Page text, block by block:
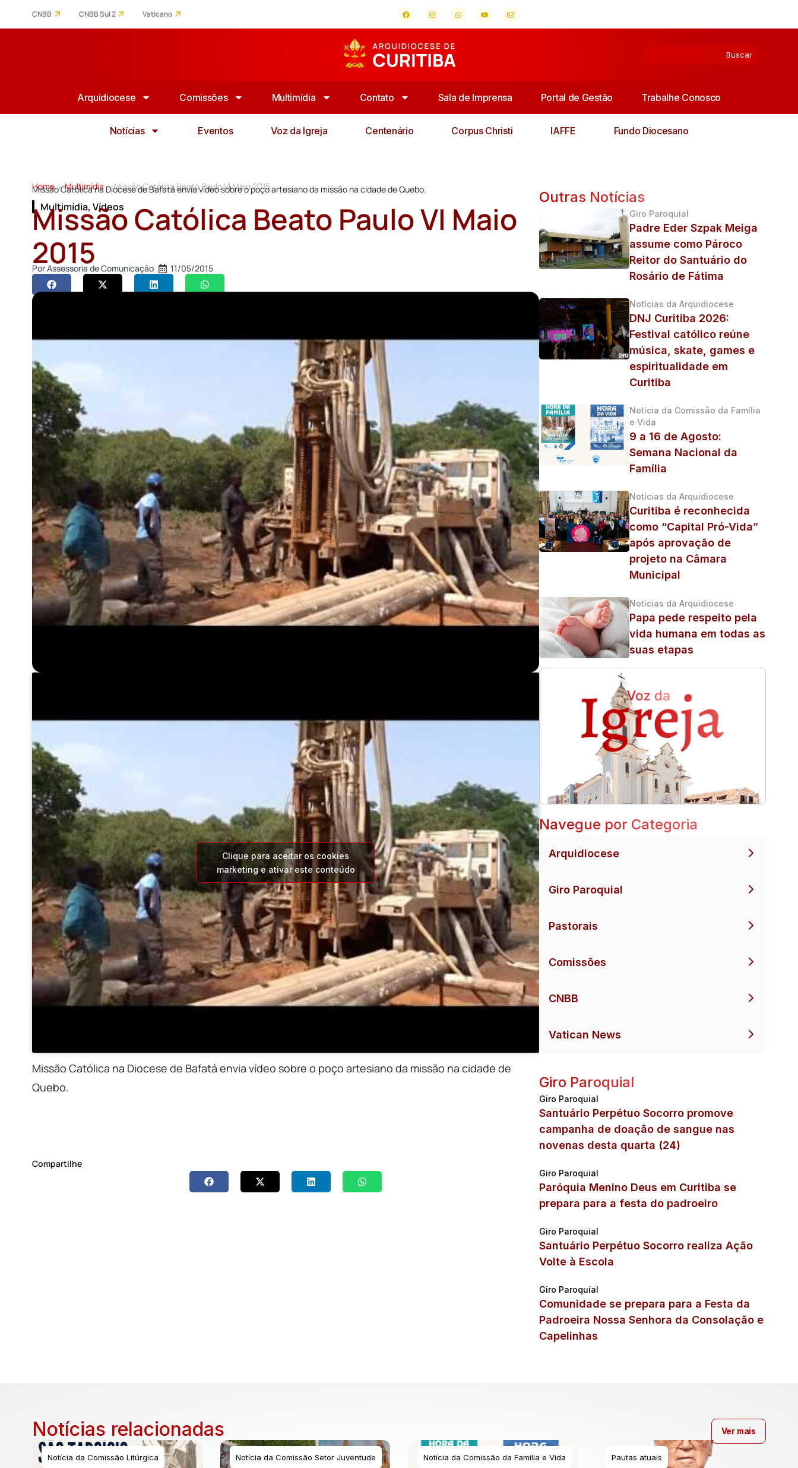
CNBB CNBB Sul 2 Vaticano
Arquidiocese Comissões Multimídia Contato Sala de Imprensa Portal de Gestão Trabalhe Conosco
Notícias Eventos Voz da Igreja Centenário Corpus Christi IAFFE Fundo Diocesano
Home > Multimídia > Missão Católica Beato Paulo VI Maio 2015
Missão Católica na Diocese de Bafatá envia vídeo sobre o poço artesiano da missão na cidade de Quebo.
Multimídia, Vídeos
Missão Católica Beato Paulo VI Maio
2015
PorAssessoria de Comunicação 11/05/2015
Clique para aceitar os cookies
marketing e ativar este conteúdo
Missão Católica na Diocese de Bafatá envia vídeo sobre o poço artesiano da missão na cidade de
Quebo.
Compartilhe
Outras Notícias
Giro Paroquial
Padre Eder Szpak Meiga
assume como Pároco
Reitor do Santuário do
Rosário de Fátima
Notícias da Arquidiocese
DNJ Curitiba 2026:
Festival católico reúne
música, skate, games e
espiritualidade em
Curitiba
Notícia da Comissão da Família
e Vida
9 a 16 de Agosto:
Semana Nacional da
Família
Notícias da Arquidiocese
Curitiba é reconhecida
como “Capital Pró-Vida”
após aprovação de
projeto na Câmara
Municipal
Notícias da Arquidiocese
Papa pede respeito pela
vida humana em todas as
suas etapas
Navegue por Categoria
Arquidiocese
Giro Paroquial
Pastorais
Comissões
CNBB
Vatican News
Giro Paroquial
Giro Paroquial
Santuário Perpétuo Socorro promove
campanha de doação de sangue nas
novenas desta quarta (24)
Giro Paroquial
Paróquia Menino Deus em Curitiba se
prepara para a festa do padroeiro
Giro Paroquial
Santuário Perpétuo Socorro realiza Ação
Volte à Escola
Giro Paroquial
Comunidade se prepara para a Festa da
Padroeira Nossa Senhora da Consolação e
Capelinhas
Notícias relacionadas
Notícia da Comissão Litúrgica Notícia da Comissão Setor Juventude Notícia da Comissão da Família e Vida Pautas atuais
Ver mais